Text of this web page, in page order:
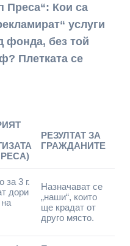
Преса“: Кои са
услуги
фонда, без той
Плетката се
РЕЗУЛТАТ ЗА
ГРАЖДАНИТЕ
за 3 г.
дори
Назначават се
„наши“, които
ще крадат от
друго място.